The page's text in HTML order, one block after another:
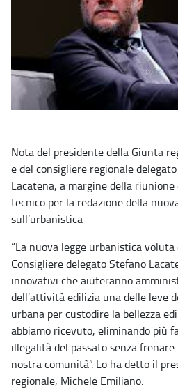
Nota del presidente della Giunta
e del consigliere regionale
Lacatena, a margine della
tecnico per la redazione della
sull’urbanistica
“La nuova legge urbanistica
Consigliere delegato Stefano
innovativi che aiuteranno
dell’attività edilizia una delle leve
urbana per custodire la bellezza
abbiamo ricevuto, eliminando più
illegalità del passato senza
nostra comunità”. Lo ha detto il
regionale, Michele Emiliano.